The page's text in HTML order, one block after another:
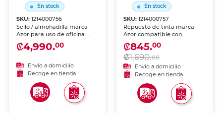
En stock
SKU:1214000756
Sello / almohadilla marca
Azor para uso de oficina.
Marcado limpio y nítido
sobre papel, ideal para
procesos administrativos.
₡4,990.00
Envío a domicilio
Recoge en tienda
En stock
SKU: 1214000757
Repuesto de tinta marca
Azor compatible con
bolígrafos y rollerballs
originales. Mantén tu
instrumento favorito con la
misma calidad de escritura.
₡845.00
₡1,690.00
Envío a domicilio
Recoge en tienda